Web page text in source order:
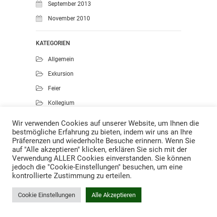
September 2013
November 2010
KATEGORIEN
Allgemein
Exkursion
Feier
Kollegium
Musik
Projekte
Sport
Wir verwenden Cookies auf unserer Website, um Ihnen die
bestmögliche Erfahrung zu bieten, indem wir uns an Ihre
Präferenzen und wiederholte Besuche erinnern. Wenn Sie
auf "Alle akzeptieren" klicken, erklären Sie sich mit der
Verwendung ALLER Cookies einverstanden. Sie können
jedoch die "Cookie-Einstellungen" besuchen, um eine
kontrollierte Zustimmung zu erteilen.
Cookie Einstellungen Alle Akzeptieren